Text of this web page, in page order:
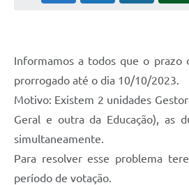
Informamos a todos que o prazo
prorrogado até o dia 10/10/2023.
Motivo: Existem 2 unidades
Geral e outra da Educação), as
simultaneamente.
Para resolver esse problema
período de votação.